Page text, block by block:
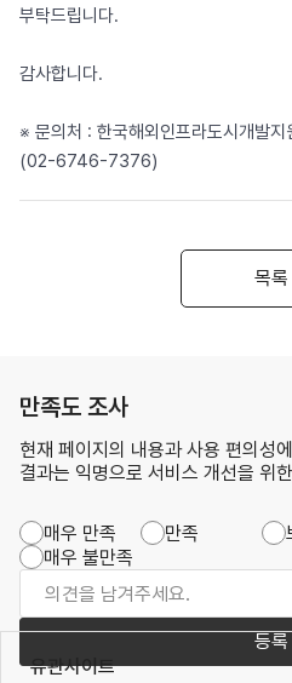
부탁드립니다.
감사합니다.
※ 문의처 : 한국해외인프라도시개발
(02-6746-7376)
목록
만족도 조사
현재 페이지의 내용과 사용 편의성
결과는 익명으로 서비스 개선을 위
매우 만족 만족
매우 불만족
등록
유관사이트